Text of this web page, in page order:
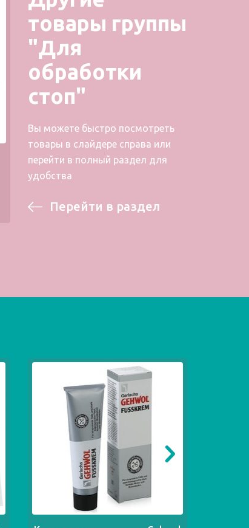
товары группы
"Для
обработки
стоп"
Вы можете быстро посмотреть
товары в слайдере справа или
перейти в полный раздел для
удобства
Перейти в раздел
КРЕМ SENSITIVE